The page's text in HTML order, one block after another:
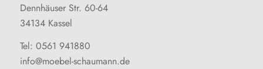
Dennhäuser Str. 60-64
34134 Kassel
Tel: 0561 941880
info@moebel-schaumann.de